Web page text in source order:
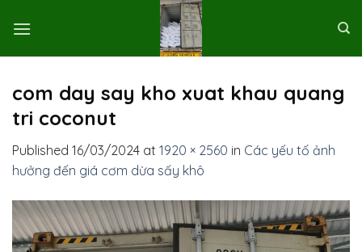
com day say kho xuat khau quang
tri coconut
Published 16/03/2024 at 1920 × 2560 in Các yếu tố ảnh
hưởng đến giá cơm dừa sấy khô